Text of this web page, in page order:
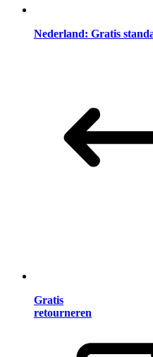
Nederland: Gratis
Gratis
retourneren